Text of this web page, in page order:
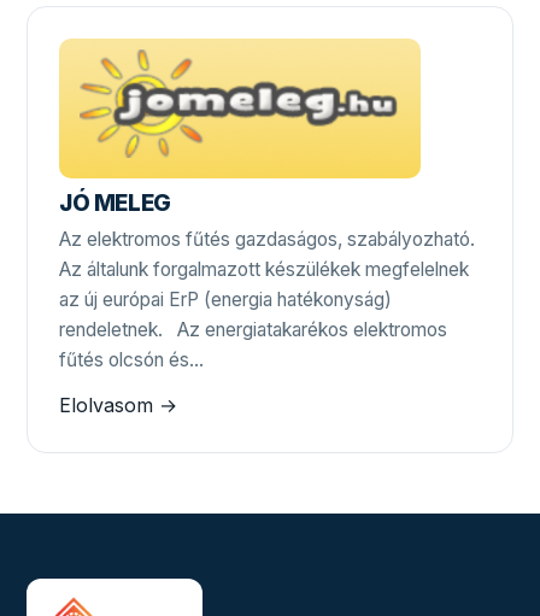
JÓ MELEG
Az elektromos fűtés gazdaságos, szabályozható.
Az általunk forgalmazott készülékek megfelelnek
az új európai ErP (energia hatékonyság)
rendeletnek. Az energiatakarékos elektromos
fűtés olcsón és…
Elolvasom →